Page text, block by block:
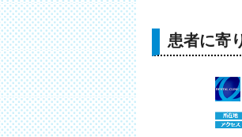
患者に寄